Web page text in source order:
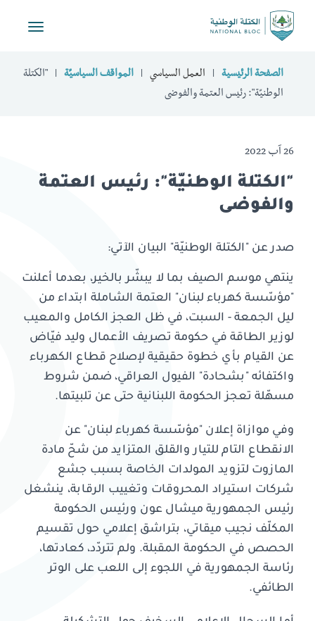
Toggle
الصفحة الرئيسية العمل السياسي المواقف السياسيّة
"الكتلة
الوطنيّة": رئيس العتمة والفوضى
26 آب 2022
"الكتلة الوطنيّة": رئيس العتمة
والفوضى
صدر عن "الكتلة الوطنيّة" البيان الآتي:
ينتهي موسم الصيف بما لا يبشّر بالخير، بعدما أعلنت
"مؤسّسة كهرباء لبنان" العتمة الشاملة ابتداء من
ليل الجمعة - السبت، في ظل العجز الكامل والمعيب
لوزير الطاقة في حكومة تصريف الأعمال وليد فيّاض
عن القيام بأي خطوة حقيقية لإصلاح قطاع الكهرباء
واكتفائه "بشحادة" الفيول العراقي، ضمن شروط
مسهّلة تعجز الحكومة اللبنانية حتى عن تلبيتها.
وفي موازاة إعلان "مؤسّسة كهرباء لبنان" عن
الانقطاع التام للتيار والقلق المتزايد من شحّ مادة
المازوت لتزويد المولدات الخاصة بسبب جشع
شركات استيراد المحروقات وتغييب الرقابة، ينشغل
رئيس الجمهورية ميشال عون ورئيس الحكومة
المكلّف نجيب ميقاتي، بتراشق إعلامي حول تقسيم
الحصص في الحكومة المقبلة. ولم تتردّد، كعادتها،
رئاسة الجمهورية في اللجوء إلى اللعب على الوتر
الطائفي.